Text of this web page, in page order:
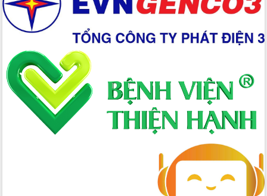
Đắk Lắk đẩy mạnh nuôi biển công
nghệ, hướng tới phát triển thủy sản
bền vững
Tập huấn nâng cao năng lực triển khai
chuyển đổi số cho cán bộ, công chức
cấp xã
Đắk Lắk phát động hưởng ứng Ngày
Quyền của người tiêu dùng Việt Nam
Đẩy mạnh cải cách hành chính, quyết
tâm đạt được mục tiêu tăng trưởng